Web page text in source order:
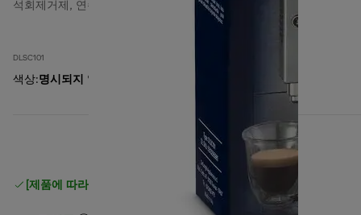
석회제거제, 연수필터
DLSC101
색상:명시되지 않음
[제품에 따라 무료 배송] 이상 일반 무료 배송